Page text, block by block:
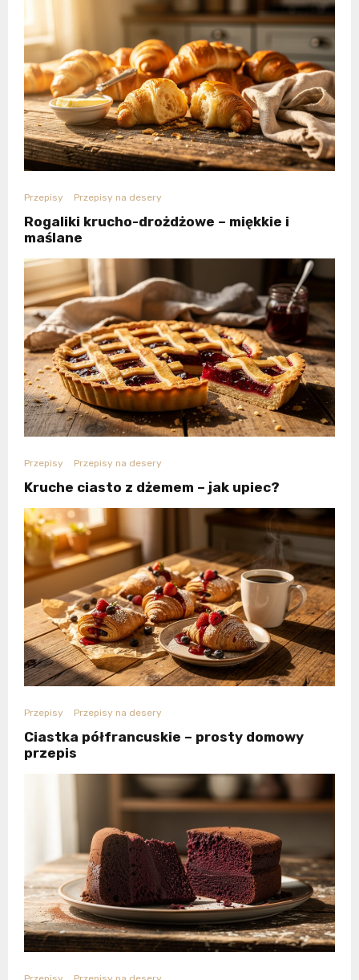
Przepisy Przepisy na desery
Rogaliki krucho-drożdżowe – miękkie i
maślane
Przepisy Przepisy na desery
Kruche ciasto z dżemem – jak upiec?
Przepisy Przepisy na desery
Ciastka półfrancuskie – prosty domowy
przepis